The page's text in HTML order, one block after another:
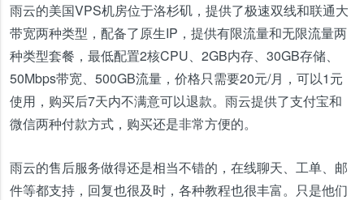
雨云的美国VPS机房位于洛杉矶，提供了极速双线和联通大
带宽两种类型，配备了原生IP，提供有限流量和无限流量两
种类型套餐，最低配置2核CPU、2GB内存、30GB存储、
50Mbps带宽、500GB流量，价格只需要20元/月，可以1元
使用，购买后7天内不满意可以退款。雨云提供了支付宝和
微信两种付款方式，购买还是非常方便的。
雨云的售后服务做得还是相当不错的，在线聊天、工单、邮
件等都支持，回复也很及时，各种教程也很丰富。只是他们